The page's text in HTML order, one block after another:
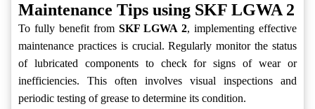
Maintenance Tips using SKF LGWA 2
To fully benefit from SKF LGWA 2, implementing effective
maintenance practices is crucial. Regularly monitor the status
of lubricated components to check for signs of wear or
inefficiencies. This often involves visual inspections and
periodic testing of grease to determine its condition.